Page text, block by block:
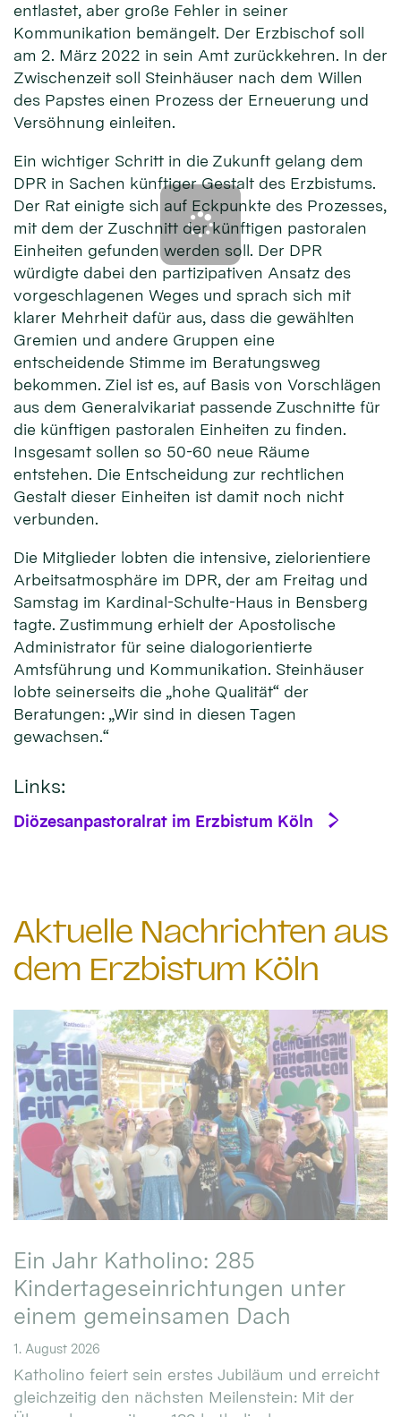
entlastet, aber große Fehler in seiner
Kommunikation bemängelt. Der Erzbischof soll
am 2. März 2022 in sein Amt zurückkehren. In der
Zwischenzeit soll Steinhäuser nach dem Willen
des Papstes einen Prozess der Erneuerung und
Versöhnung einleiten.
Ein wichtiger Schritt in die Zukunft gelang dem
DPR in Sachen künftiger Gestalt des Erzbistums.
Der Rat einigte sich auf Eckpunkte des Prozesses,
mit dem der Zuschnitt der künftigen pastoralen
Einheiten gefunden werden soll. Der DPR
würdigte dabei den partizipativen Ansatz des
vorgeschlagenen Weges und sprach sich mit
klarer Mehrheit dafür aus, dass die gewählten
Gremien und andere Gruppen eine
entscheidende Stimme im Beratungsweg
bekommen. Ziel ist es, auf Basis von Vorschlägen
aus dem Generalvikariat passende Zuschnitte für
die künftigen pastoralen Einheiten zu finden.
Insgesamt sollen so 50-60 neue Räume
entstehen. Die Entscheidung zur rechtlichen
Gestalt dieser Einheiten ist damit noch nicht
verbunden.
Die Mitglieder lobten die intensive, zielorientiere
Arbeitsatmosphäre im DPR, der am Freitag und
Samstag im Kardinal-Schulte-Haus in Bensberg
tagte. Zustimmung erhielt der Apostolische
Administrator für seine dialogorientierte
Amtsführung und Kommunikation. Steinhäuser
lobte seinerseits die „hohe Qualität“ der
Beratungen: „Wir sind in diesen Tagen
gewachsen.“
Links:
Diözesanpastoralrat im Erzbistum Köln
Aktuelle Nachrichten aus
dem Erzbistum Köln
Ein Jahr Katholino: 285
Kindertageseinrichtungen unter
einem gemeinsamen Dach
1. August 2026
Katholino feiert sein erstes Jubiläum und erreicht
gleichzeitig den nächsten Meilenstein: Mit der